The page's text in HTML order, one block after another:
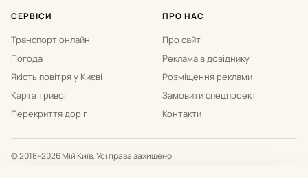
СЕРВІСИ
Транспорт онлайн
Погода
Якість повітря у Києві
Карта тривог
Перекриття доріг
ПРО НАС
Про сайт
Реклама в довіднику
Розміщення реклами
Замовити спецпроект
Контакти
© 2018–2026 Мій Київ. Усі права захищено.